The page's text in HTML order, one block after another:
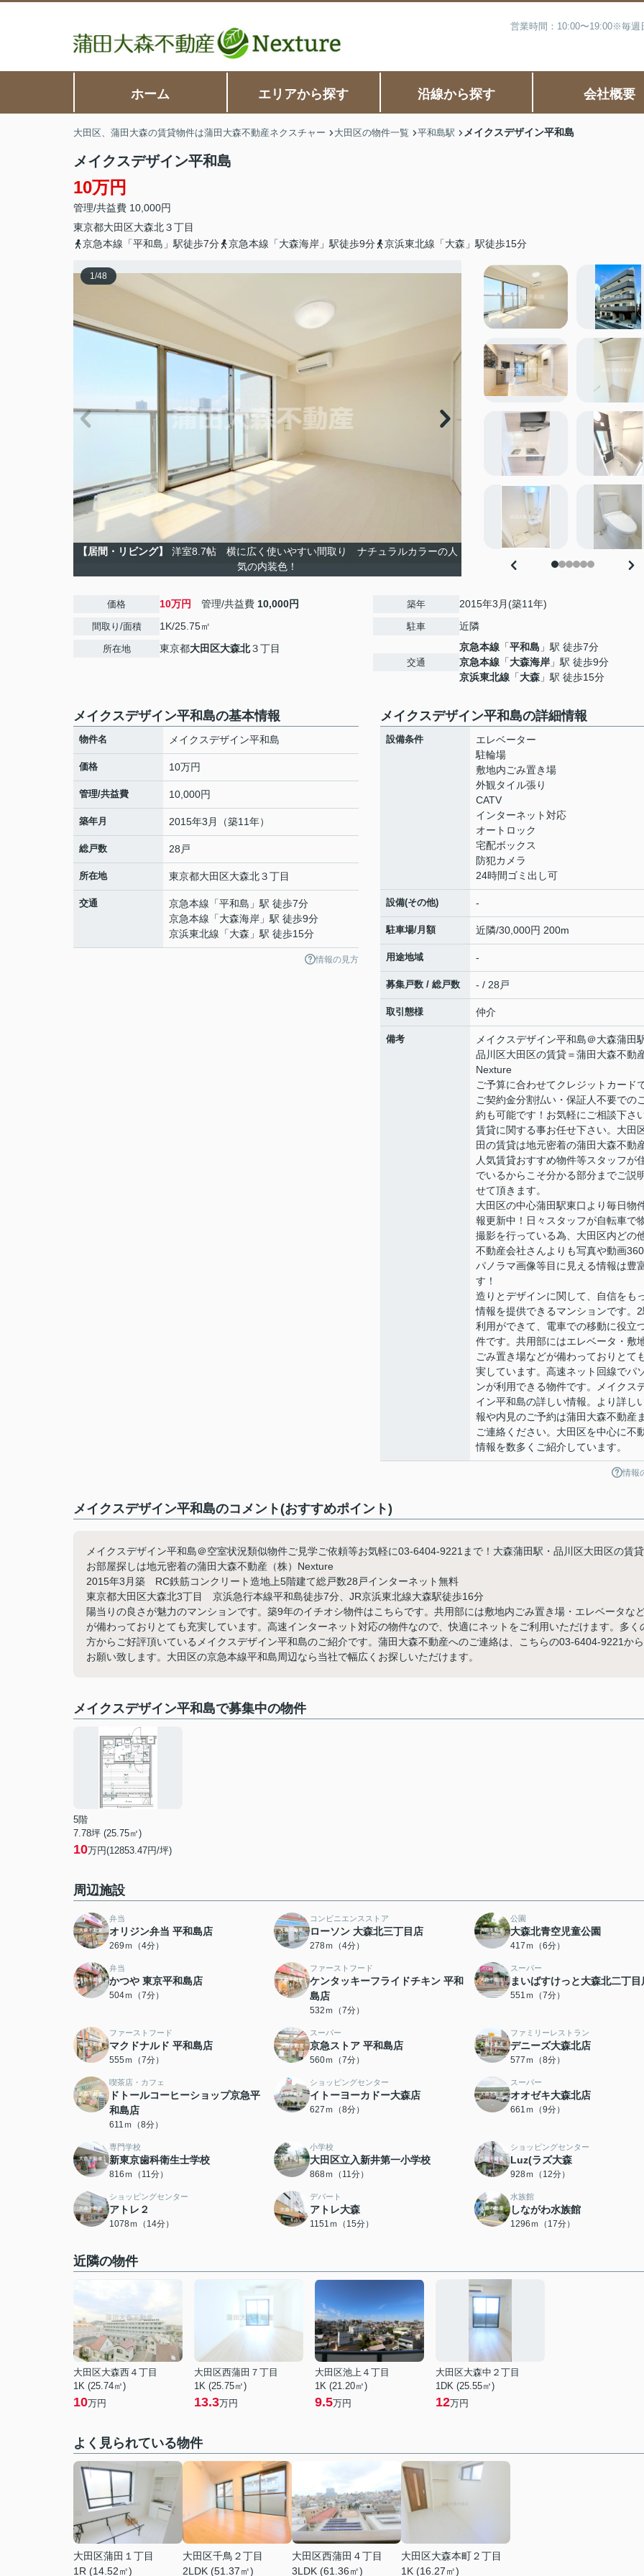
営業時間：10:00〜19:00※毎
ホーム エリアから探す 沿線から探す 会社概要
大田区、蒲田大森の賃貸物件は蒲田大森不動産ネクスチャー 大田区の物件一覧 平和島駅 メイクスデザイン平和島
メイクスデザイン平和島
10万円
管理/共益費 10,000円
東京都大田区大森北３丁目
京急本線「平和島」駅徒歩7分
京急本線「大森海岸」駅徒歩9分 京浜東北線「大森」駅徒歩15分
1/48
【居間・リビング】
洋室8.7帖 横に広く使いやすい間取り ナチュラルカラーの人
気の内装色！
価格 10万円 管理/共益費 10,000円
間取り/面積 1K/25.75㎡
所在地 東京都大田区大森北３丁目
築年 2015年3月(築11年)
駐車 近隣
交通
京急本線 「平和島 」駅 徒歩7分
京急本線 「大森海岸 」駅 徒歩9分
京浜東北線 「大森 」駅 徒歩15分
メイクスデザイン平和島の基本情報
物件名 メイクスデザイン平和島
価格 10万円
管理/共益費 10,000円
築年月 2015年3月（築11年）
総戸数 28戸
所在地 東京都大田区大森北３丁目
交通 京急本線 「平和島 」駅 徒歩7分
京急本線 「大森海岸 」駅 徒歩9分
京浜東北線 「大森 」駅 徒歩15分
情報の見方
メイクスデザイン平和島の詳細情報
設備条件
エレベーター
駐輪場
敷地内ごみ置き場
外観タイル張り
CATV
インターネット対応
オートロック
宅配ボックス
防犯カメラ
24時間ゴミ出し可
設備(その他) -
駐車場/月額 近隣/30,000円 200m
用途地域 -
募集戸数 / 総戸数 - / 28戸
取引態様 仲介
備考
メイクスデザイン平和島＠大森蒲田
品川区大田区の賃貸＝蒲田大森不動
Nexture
ご予算に合わせてクレジットカード
ご契約金分割払い・保証人不要での
約も可能です！お気軽にご相談下さ
賃貸に関する事お任せ下さい。大田
田の賃貸は地元密着の蒲田大森不動
人気賃貸おすすめ物件等スタッフが
でいるからこそ分かる部分までご説
せて頂きます。
大田区の中心蒲田駅東口より毎日物
報更新中！日々スタッフが自転車で
撮影を行っている為、大田区内どの
不動産会社さんよりも写真や動画
パノラマ画像等目に見える情報は豊
す！
造りとデザインに関して、自信をも
情報を提供できるマンションです。
利用ができて、電車での移動に役立
件です。共用部にはエレベータ・敷
ごみ置き場などが備わっておりとて
実しています。高速ネット回線でパ
ンが利用できる物件です。メイクス
イン平和島の詳しい情報。より詳し
報や内見のご予約は蒲田大森不動産
ご連絡ください。大田区を中心に不
情報を数多くご紹介しています。
情報
メイクスデザイン平和島のコメント(おすすめポイント)
メイクスデザイン平和島＠空室状況類似物件ご見学ご依頼等お気軽に03-6404-9221まで！大森蒲田駅・品川区大田区の賃貸
お部屋探しは地元密着の蒲田大森不動産（株）Nexture
2015年3月築 RC鉄筋コンクリート造地上5階建て総戸数28戸インターネット無料
東京都大田区大森北3丁目 京浜急行本線平和島徒歩7分、JR京浜東北線大森駅徒歩16分
陽当りの良さが魅力のマンションです。築9年のイチオシ物件はこちらです。共用部には敷地内ごみ置き場・エレベータな
が備わっておりとても充実しています。高速インターネット対応の物件なので、快適にネットをご利用いただけます。多く
方からご好評頂いているメイクスデザイン平和島のご紹介です。蒲田大森不動産へのご連絡は、こちらの03-6404-9221から
お願い致します。大田区の京急本線平和島周辺なら当社で幅広くお探しいただけます。
メイクスデザイン平和島で募集中の物件
5階
7.78坪 (25.75㎡)
10万円(12853.47円/坪)
周辺施設
弁当
オリジン弁当 平和島店
269ｍ（4分）
コンビニエンスストア
ローソン 大森北三丁目店
278ｍ（4分）
公園
大森北青空児童公園
417ｍ（6分）
弁当
かつや 東京平和島店
504ｍ（7分）
ファーストフード
ケンタッキーフライドチキン 平和
島店
532ｍ（7分）
スーパー
まいばすけっと大森北二丁目
551ｍ（7分）
ファーストフード
マクドナルド 平和島店
555ｍ（7分）
スーパー
京急ストア 平和島店
560ｍ（7分）
ファミリーレストラン
デニーズ大森北店
577ｍ（8分）
喫茶店・カフェ
ドトールコーヒーショップ京急平
和島店
611ｍ（8分）
ショッピングセンター
イトーヨーカドー大森店
627ｍ（8分）
スーパー
オオゼキ大森北店
661ｍ（9分）
専門学校
新東京歯科衛生士学校
816ｍ（11分）
小学校
大田区立入新井第一小学校
868ｍ（11分）
ショッピングセンター
Luz(ラズ大森
928ｍ（12分）
ショッピングセンター
アトレ２
1078ｍ（14分）
デパート
アトレ大森
1151ｍ（15分）
水族館
しながわ水族館
1296ｍ（17分）
近隣の物件
大田区大森西４丁目
1K (25.74㎡)
10万円
大田区西蒲田７丁目
1K (25.75㎡)
13.3万円
大田区池上４丁目
1K (21.20㎡)
9.5万円
大田区大森中２丁目
1DK (25.55㎡)
12万円
よく見られている物件
大田区蒲田１丁目
1R (14.52㎡)
大田区千鳥２丁目
2LDK (51.37㎡)
大田区西蒲田４丁目
3LDK (61.36㎡)
大田区大森本町２丁目
1K (16.27㎡)